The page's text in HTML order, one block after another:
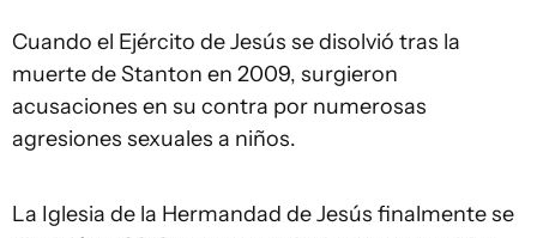
Cuando el Ejército de Jesús se disolvió tras la
muerte de Stanton en 2009, surgieron
acusaciones en su contra por numerosas
agresiones sexuales a niños.
La Iglesia de la Hermandad de Jesús finalmente se